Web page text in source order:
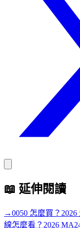
📖 延伸閱讀
→0050 怎麼買？
線怎麼看？2026